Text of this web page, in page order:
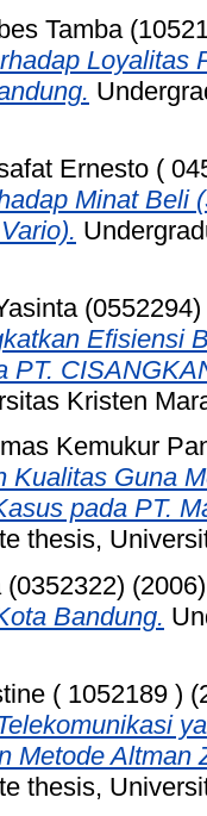
Tamba
Loyalitas
Ernesto (
Minat Beli
(0552294)
Efisiensi
PT.
Kristen
Kemukur
Kualitas Guna
pada PT.
thesis,
Bandung.
( 1052189 )
Metode Altman
thesis,